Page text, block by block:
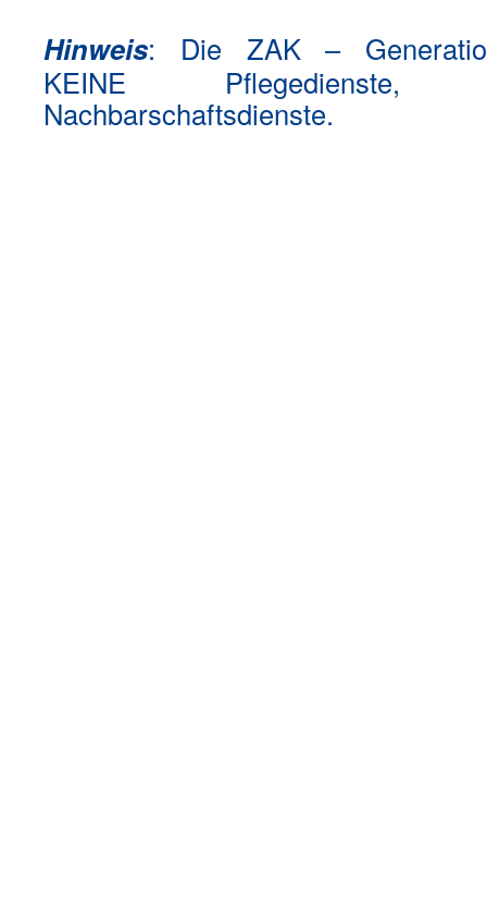
Hinweis: Die ZAK –
KEINE
Nachbarschaftsdienste.